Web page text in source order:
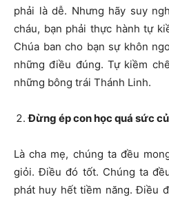
phải là dễ. Nhưng hãy suy
cháu, bạn phải thực hành tự
Chúa ban cho bạn sự khôn
những điều đúng. Tự kiềm
những bông trái Thánh Linh.
Đừng ép con học quá sức
Là cha mẹ, chúng ta đều
giỏi. Điều đó tốt. Chúng ta
phát huy hết tiềm năng. Điều